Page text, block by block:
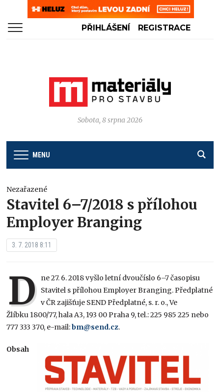
PŘIHLÁŠENÍ REGISTRACE
Sobota, 8 srpna 2026
MENU
Nezařazené
Stavitel 6–7/2018 s přílohou
Employer Branging
3. 7. 2018 8:11
D ne 27. 6. 2018 vyšlo letní dvoučíslo 6–7 časopisu
Stavitel s přílohou Employer Branging. Předplatné
v ČR zajišťuje SEND Předplatné, s. r. o., Ve
Žlíbku 1800/77, hala A3, 193 00 Praha 9, tel.: 225 985 225 nebo
777 333 370, e-mail:bm@send.cz.
Obsah